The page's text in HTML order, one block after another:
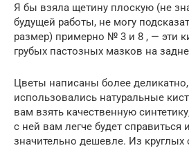
Я бы взяла щетину плоскую (не
будущей работы, не могу
размер) примерно № 3 и 8 , — эти
грубых пастозных мазков на
Цветы написаны более
использовались натуральные
вам взять качественную
с ней вам легче будет справиться
значительно дешевле. Из круглых